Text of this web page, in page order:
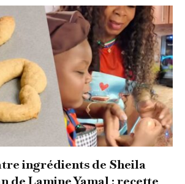
ingrédients de Sheila
de Lamine Yamal : recette